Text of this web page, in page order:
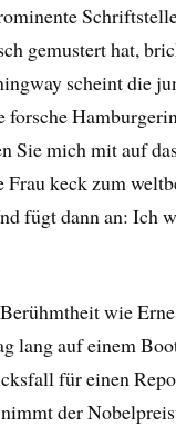
gemustert hat,
scheint die
forsche
Sie mich mit auf
Frau keck zum
fügt dann an: Ich
wie
lang auf einem
für einen
der